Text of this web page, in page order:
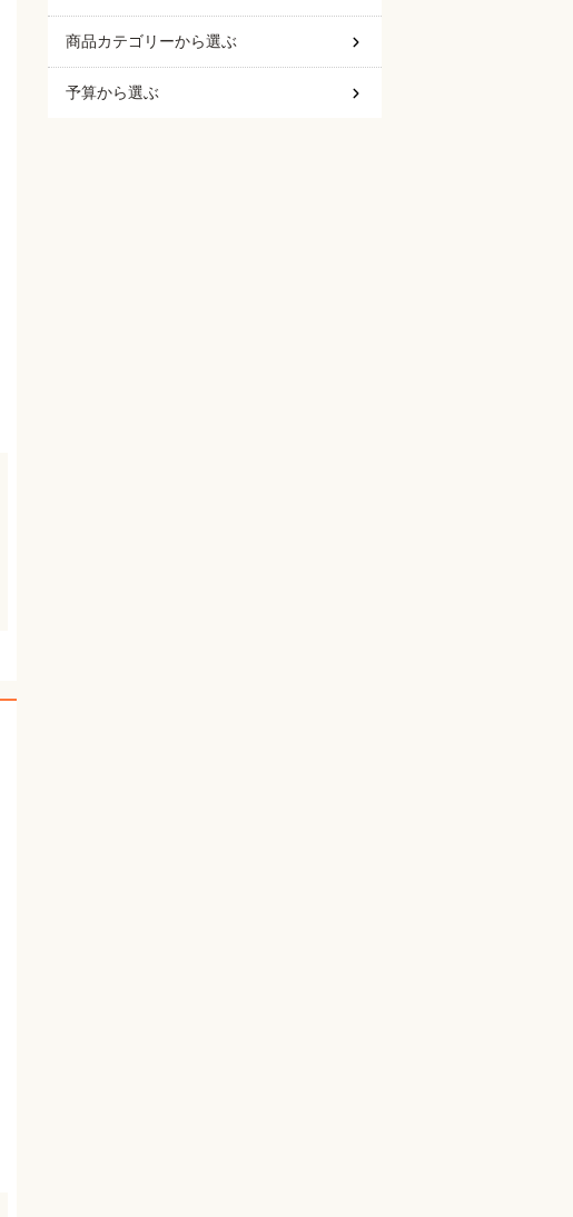
商品カテゴリーから選ぶ
予算から選ぶ